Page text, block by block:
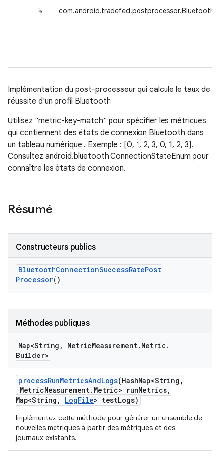
↳
Implémentation du post-processeur qui calcule le taux de
réussite d'un profil Bluetooth
Utilisez "metric-key-match" pour spécifier les métriques
qui contiennent des états de connexion Bluetooth dans
un tableau numérique . Exemple : [0, 1, 2, 3, 0, 1, 2, 3].
Consultez android.bluetooth.ConnectionStateEnum pour
connaître les états de connexion.
Résumé
Constructeurs publics
BluetoothConnectionSuccessRatePost
Processor()
Méthodes publiques
Map<String , MetricMeasurement. Metric .
Builder>
processRunMetricsAndLogs(HashMap<String ,
MetricMeasurement. Metric> runMetrics,
Map<String , LogFile> testLogs)
Implémentez cette méthode pour générer un ensemble de
nouvelles métriques à partir des métriques et des
journaux existants.